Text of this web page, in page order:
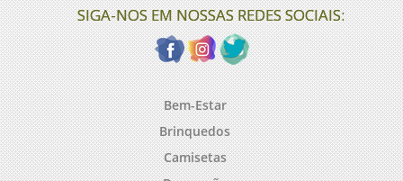
SIGA-NOS EM NOSSAS REDES SOCIAIS:
Bem-Estar
Brinquedos
Camisetas